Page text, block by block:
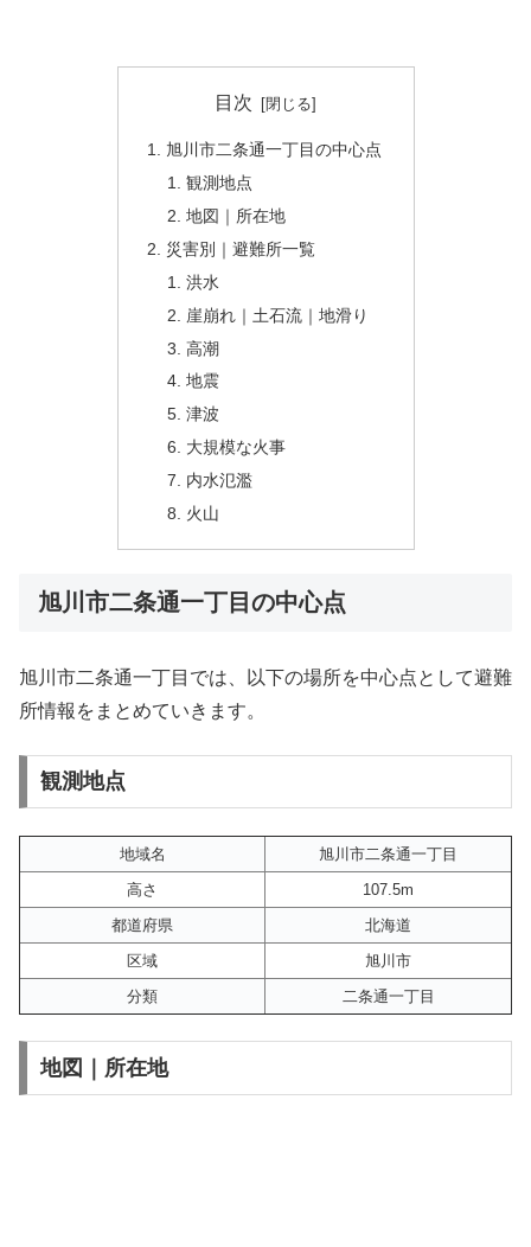
目次
旭川市二条通一丁目の中心点
観測地点
地図｜所在地
災害別｜避難所一覧
洪水
崖崩れ｜土石流｜地滑り
高潮
地震
津波
大規模な火事
内水氾濫
火山
旭川市二条通一丁目の中心点
旭川市二条通一丁目では、以下の場所を中心点として避難
所情報をまとめていきます。
観測地点
地域名
旭川市二条通一丁目
高さ
107.5m
都道府県
北海道
区域
旭川市
分類
二条通一丁目
地図｜所在地